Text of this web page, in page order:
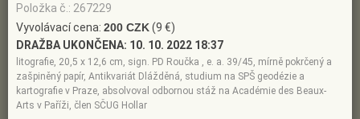
Položka č.: 267229
Vyvolávací cena: 200 CZK(9 €)
DRAŽBA UKONČENA: 10. 10. 2022 18:37
litografie, 20,5 x 12,6 cm, sign. PD Roučka , e. a. 39/45, mírně pokrčený a
zašpiněný papír, Antikvariát Dlážděná, studium na SPŠ geodézie a
kartografie v Praze, absolvoval odbornou stáž na Académie des Beaux-
Arts v Paříži, člen SČUG Hollar